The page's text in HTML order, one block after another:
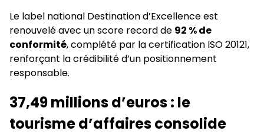
Le label national Destination d’Excellence est
renouvelé avec un score record de 92 % de
conformité, complété par la certification ISO 20121,
renforçant la crédibilité d’un positionnement
responsable.
37,49 millions d’euros : le
tourisme d’affaires consolide